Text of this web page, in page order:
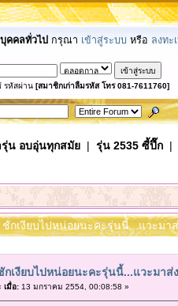
บุคคลทั่วไป กรุณา เข้าสู่ระบบ หรือ ลงทะ
รหัสผ่าน [สมาชิกเก่าลืมรหัส โทร 081-7611760]
รุ่น อบอุ่นทุกสมัย| รุ่น 2535 ซี้ปึ๊ก|
กเงียบไปหน่อยนะคะรุ่นนี้...แวะมา
กเงียบไปหน่อยนะคะรุ่นนี้...แวะมาส่
เมื่อ:13 มกราคม 2554, 00:08:58 »